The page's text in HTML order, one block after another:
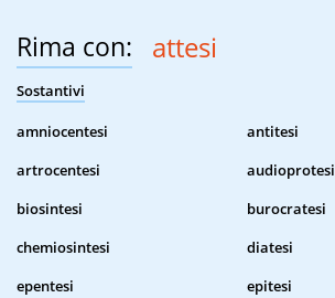
Rima con: attesi
Sostantivi
amniocentesi
antitesi
artrocentesi
audioprotesi
biosintesi
burocratesi
chemiosintesi
diatesi
epentesi
epitesi